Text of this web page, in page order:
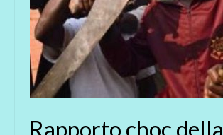
Rapporto choc della